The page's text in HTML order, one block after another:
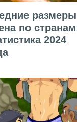
размеры
по
2024